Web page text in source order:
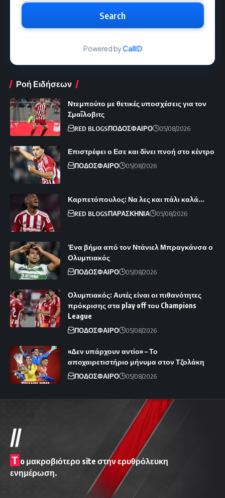
Search
Powered byCallID
Ροή Ειδήσεων
Ντεμπούτο με θετικές υποσχέσεις για τον
Σμαΐλοβιτς
RED BLOGSΠΟΔΟΣΦΑΙΡΟ 05/08/2026
Επιστρέφει ο Εσε και δίνει πνοή στο κέντρο
ΠΟΔΟΣΦΑΙΡΟ 05/08/2026
Καρπετόπουλος: Να λες και πάλι καλά…
RED BLOGSΠΑΡΑΣΚΗΝΙΑ 05/08/2026
Ένα βήμα από τον Ντάνιελ Μπραγκάνσα ο
Ολυμπιακός
ΠΟΔΟΣΦΑΙΡΟ 05/08/2026
Ολυμπιακός: Αυτές είναι οι πιθανότητες
πρόκρισης στα play off του Champions
League
ΠΟΔΟΣΦΑΙΡΟ 05/08/2026
«Δεν υπάρχουν αντίο» – Το
αποχαιρετιστήριο μήνυμα στον Τζολάκη
ΠΟΔΟΣΦΑΙΡΟ 05/08/2026
//
T o μακροβιότερο site στην ερυθρόλευκη
ενημέρωση.